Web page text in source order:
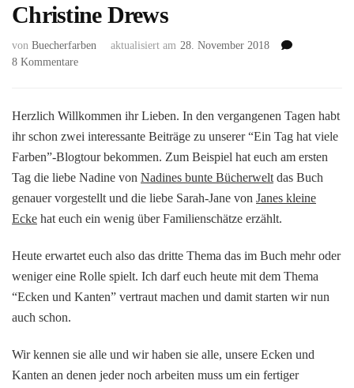
Christine Drews
von Buecherfarben aktualisiert am 28. November 2018
8 Kommentarezu
}
[Blogtour]
–
Ein
Tag
von
Christine
Drews
Herzlich Willkommen ihr Lieben. In den vergangenen Tagen habt
ihr schon zwei interessante Beiträge zu unserer “Ein Tag hat viele
Farben”-Blogtour bekommen. Zum Beispiel hat euch am ersten
Tag die liebe Nadine von Nadines bunte Bücherwelt das Buch
genauer vorgestellt und die liebe Sarah-Jane von Janes kleine
Ecke hat euch ein wenig über Familienschätze erzählt.
Heute erwartet euch also das dritte Thema das im Buch mehr oder
weniger eine Rolle spielt. Ich darf euch heute mit dem Thema
“Ecken und Kanten” vertraut machen und damit starten wir nun
auch schon.
Wir kennen sie alle und wir haben sie alle, unsere Ecken und
Kanten an denen jeder noch arbeiten muss um ein fertiger